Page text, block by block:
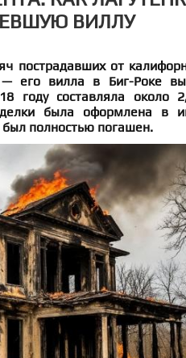
ВИЛЛУ
пострадавших от
его вилла в Биг-Роке
году составляла около
была оформлена в
полностью погашен.